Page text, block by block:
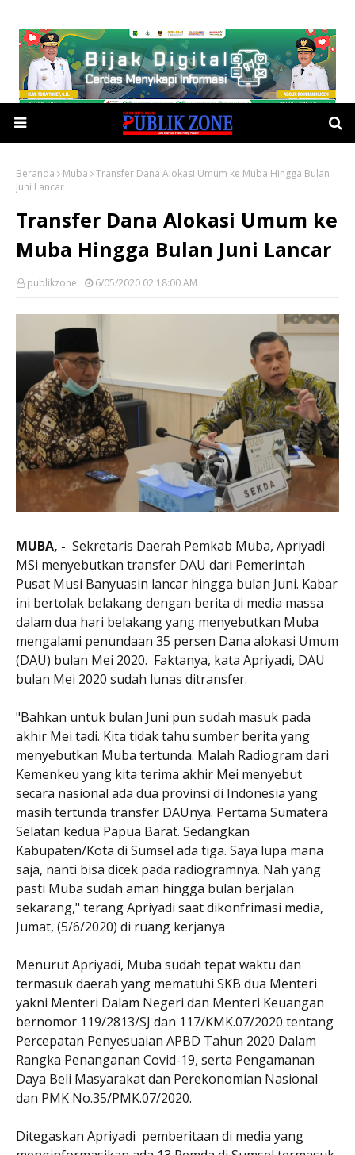
Beranda Muba
Transfer Dana Alokasi Umum ke Muba Hingga Bulan
Juni Lancar
Transfer Dana Alokasi Umum ke
Muba Hingga Bulan Juni Lancar
publikzone 6/05/2020 02:18:00 AM
MUBA, - Sekretaris Daerah Pemkab Muba, Apriyadi
MSi menyebutkan transfer DAU dari Pemerintah
Pusat Musi Banyuasin lancar hingga bulan Juni. Kabar
ini bertolak belakang dengan berita di media massa
dalam dua hari belakang yang menyebutkan Muba
mengalami penundaan 35 persen Dana alokasi Umum
(DAU) bulan Mei 2020. Faktanya, kata Apriyadi, DAU
bulan Mei 2020 sudah lunas ditransfer.
"Bahkan untuk bulan Juni pun sudah masuk pada
akhir Mei tadi. Kita tidak tahu sumber berita yang
menyebutkan Muba tertunda. Malah Radiogram dari
Kemenkeu yang kita terima akhir Mei menyebut
secara nasional ada dua provinsi di Indonesia yang
masih tertunda transfer DAUnya. Pertama Sumatera
Selatan kedua Papua Barat. Sedangkan
Kabupaten/Kota di Sumsel ada tiga. Saya lupa mana
saja, nanti bisa dicek pada radiogramnya. Nah yang
pasti Muba sudah aman hingga bulan berjalan
sekarang," terang Apriyadi saat dikonfrimasi media,
Jumat, (5/6/2020) di ruang kerjanya
Menurut Apriyadi, Muba sudah tepat waktu dan
termasuk daerah yang mematuhi SKB dua Menteri
yakni Menteri Dalam Negeri dan Menteri Keuangan
bernomor 119/2813/SJ dan 117/KMK.07/2020 tentang
Percepatan Penyesuaian APBD Tahun 2020 Dalam
Rangka Penanganan Covid-19, serta Pengamanan
Daya Beli Masyarakat dan Perekonomian Nasional
dan PMK No.35/PMK.07/2020.
Ditegaskan Apriyadi pemberitaan di media yang